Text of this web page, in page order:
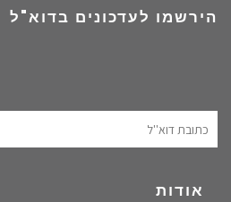
הירשמו לעדכונים בדוא"ל
אודות